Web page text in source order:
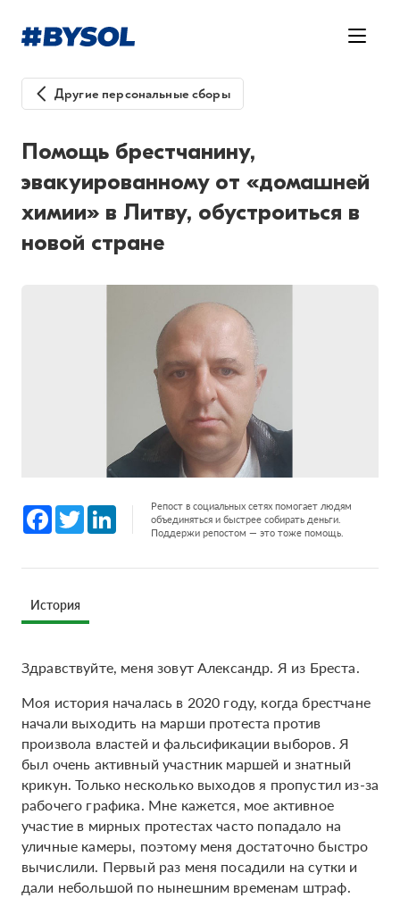
Другие персональные сборы
Помощь брестчанину,
эвакуированному от «домашней
химии» в Литву, обустроиться в
новой стране
Facebook
Twitter LinkedInРепост в социальных сетях помогает людям
объединяться и быстрее собирать деньги.
Поддержи репостом — это тоже помощь.
История
Здравствуйте, меня зовут Александр. Я из Бреста.
Моя история началась в 2020 году, когда брестчане
начали выходить на марши протеста против
произвола властей и фальсификации выборов. Я
был очень активный участник маршей и знатный
крикун. Только несколько выходов я пропустил из-за
рабочего графика. Мне кажется, мое активное
участие в мирных протестах часто попадало на
уличные камеры, поэтому меня достаточно быстро
вычислили. Первый раз меня посадили на сутки и
дали небольшой по нынешним временам штраф.